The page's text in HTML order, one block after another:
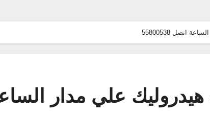
55800538
علي مدار